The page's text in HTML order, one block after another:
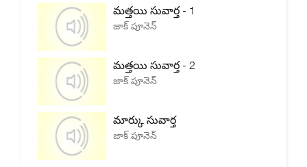
మత్తయి సువార్త - 1
జాక్ పూనెన్
మత్తయి సువార్త - 2
జాక్ పూనెన్
మార్కు సువార్త
జాక్ పూనెన్